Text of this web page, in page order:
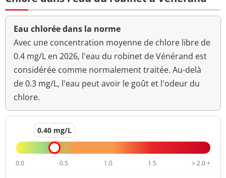
Eau chlorée dans la norme
Avec une concentration moyenne de chlore libre de
0.4 mg/L en 2026, l'eau du robinet de Vénérand est
considérée comme normalement traitée. Au-delà
de 0.3 mg/L, l'eau peut avoir le goût et l'odeur du
chlore.
0.40 mg/L
0.0 0.5 1.0 1.5 > 2.0 +